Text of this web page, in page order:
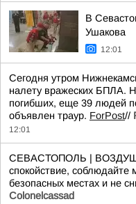
В
Ушакова
12:01
Сегодня утром
налету вражеских БПЛА.
погибших, еще 39 людей
объявлен траур. ForPost//
12:01
СЕВАСТОПОЛЬ |
спокойствие, соблюдайте
безопасных местах и не
Colonelcassad